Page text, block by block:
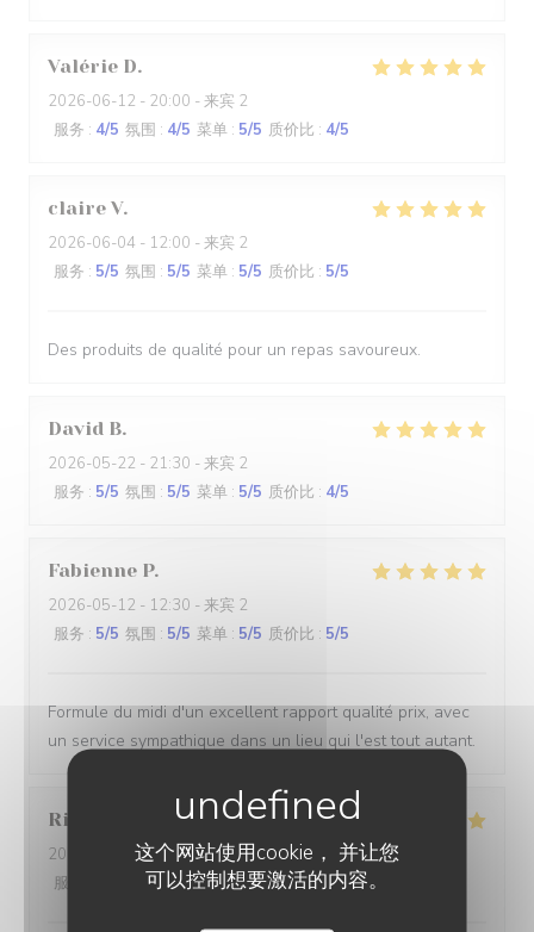
这个网站使用cookie， 并让您
可以控制想要激活的内容。
Valérie D
2026-06-12 - 20:00 - 来宾 2
服务 : 4/5 氛围 : 4/5 菜单 : 5/5 质价比 : 4/5
claire V
2026-06-04 - 12:00 - 来宾 2
服务 : 5/5 氛围 : 5/5 菜单 : 5/5 质价比 : 5/5
Des produits de qualité pour un repas savoureux.
David B
2026-05-22 - 21:30 - 来宾 2
服务 : 5/5 氛围 : 5/5 菜单 : 5/5 质价比 : 4/5
Fabienne P
2026-05-12 - 12:30 - 来宾 2
服务 : 5/5 氛围 : 5/5 菜单 : 5/5 质价比 : 5/5
Formule du midi d'un excellent rapport qualité prix, avec
un service sympathique dans un lieu qui l'est tout autant.
Richard
2026-05-05- 12:00 - 来宾 2
服务
氛围: 5/5 菜单:5/5 质价比:5/5